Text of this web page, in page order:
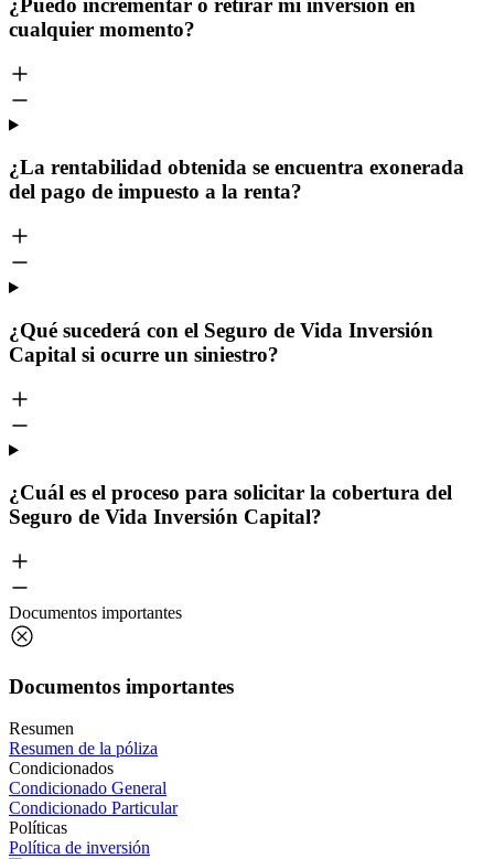
¿Puedo incrementar o retirar mi inversión en
cualquier momento?
¿La rentabilidad obtenida se encuentra exonerada
del pago de impuesto a la renta?
¿Qué sucederá con el Seguro de Vida Inversión
Capital si ocurre un siniestro?
¿Cuál es el proceso para solicitar la cobertura del
Seguro de Vida Inversión Capital?
Documentos importantes
Documentos importantes
Resumen
Resumen de la póliza
Condicionados
Condicionado General
Condicionado Particular
Políticas
Política de inversión